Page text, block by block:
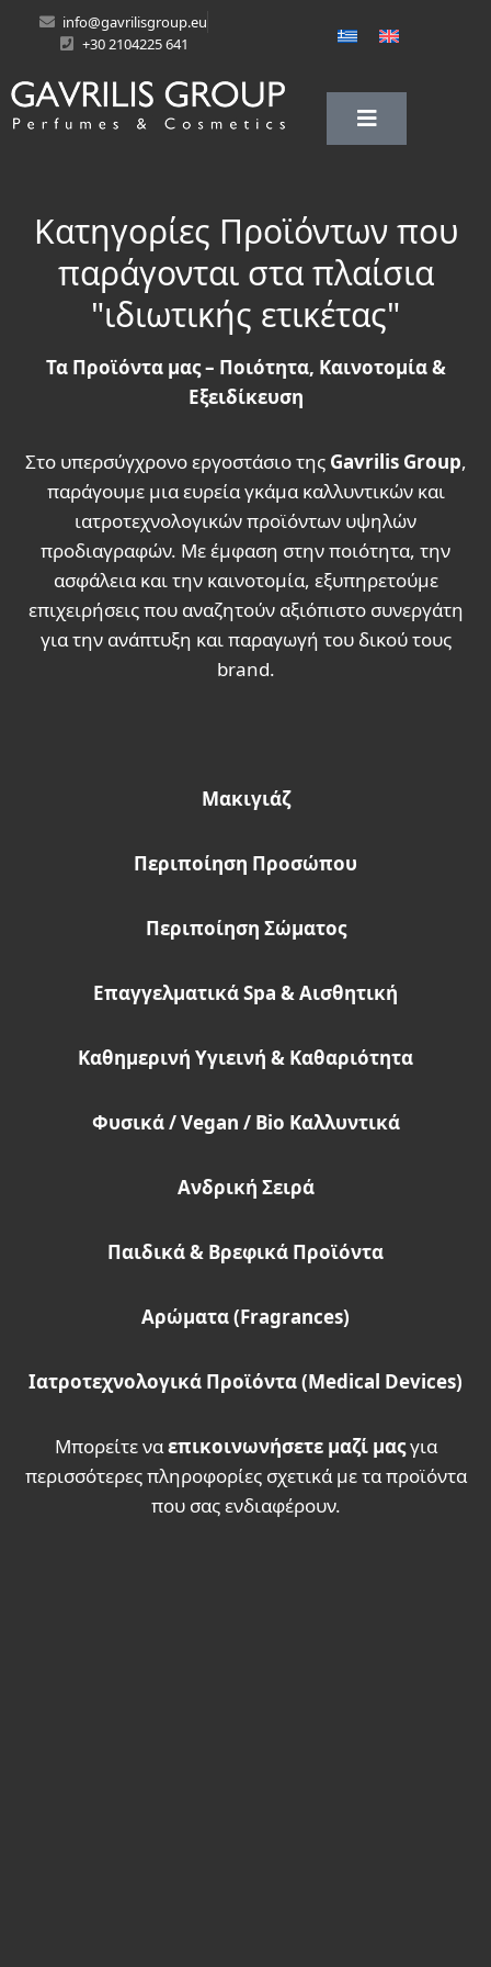
info@gavrilisgroup.eu
+30 2104225 641
Κατηγορίες Προϊόντων που
παράγονται στα πλαίσια
"ιδιωτικής ετικέτας"
Τα Προϊόντα μας – Ποιότητα, Καινοτομία &
Εξειδίκευση
Στο υπερσύγχρονο εργοστάσιο της GavrilisGroup,
παράγουμε μια ευρεία γκάμα καλλυντικών και
ιατροτεχνολογικών προϊόντων υψηλών
προδιαγραφών. Με έμφαση στην ποιότητα, την
ασφάλεια και την καινοτομία, εξυπηρετούμε
επιχειρήσεις που αναζητούν αξιόπιστο συνεργάτη
για την ανάπτυξη και παραγωγή του δικού τους
brand.
Μακιγιάζ
Περιποίηση Προσώπου
Περιποίηση Σώματος
Επαγγελματικά Spa & Αισθητική
Καθημερινή Υγιεινή & Καθαριότητα
Φυσικά / Vegan / Bio Καλλυντικά
Ανδρική Σειρά
Παιδικά & Βρεφικά Προϊόντα
Αρώματα (Fragrances)
Ιατροτεχνολογικά Προϊόντα (Medical Devices)
Mπορείτε ναεπικοινωνήσετε μαζί μαςγια
περισσότερες πληροφορίες σχετικά με τα προϊόντα
που σας ενδιαφέρουν.